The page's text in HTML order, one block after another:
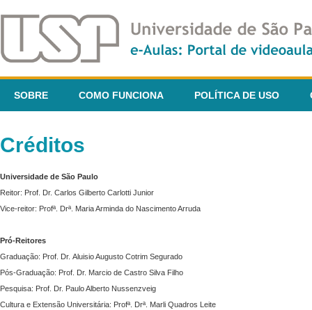
SOBRE COMO FUNCIONA POLÍTICA DE USO
Créditos
Universidade de São Paulo
Reitor: Prof. Dr. Carlos Gilberto Carlotti Junior
Vice-reitor: Profª. Drª. Maria Arminda do Nascimento Arruda
Pró-Reitores
Graduação: Prof. Dr. Aluisio Augusto Cotrim Segurado
Pós-Graduação: Prof. Dr. Marcio de Castro Silva Filho
Pesquisa: Prof. Dr. Paulo Alberto Nussenzveig
Cultura e Extensão Universitária: Profª. Drª. Marli Quadros Leite